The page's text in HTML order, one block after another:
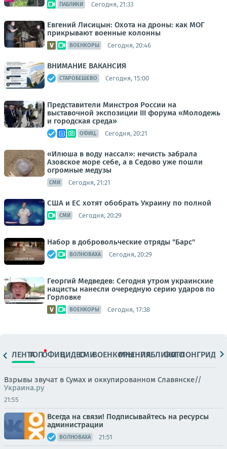
ПАБЛИКИ Сегодня, 21:33
Евгений Лисицын: Охота на дроны: как МОГ
прикрывают военные колонны
ВОЕНКОРЫ Сегодня, 20:46
ВНИМАНИЕ ВАКАНСИЯ
СТАРОБЕШЕВО Сегодня, 15:00
Представители Минстроя России на
выставочной экспозиции III форума «Молодежь
и городская среда»
ОФИЦ. Сегодня, 20:21
«Илюша в воду нассал»: нечисть забрала
Азовское море себе, а в Седово уже пошли
огромные медузы
СМИ Сегодня, 21:21
США и ЕС хотят обобрать Украину по полной
СМИ Сегодня, 20:29
Набор в добровольческие отряды "Барс"
ВОЛНОВАХА Сегодня, 20:29
Георгий Медведев: Сегодня утром украинские
нацисты нанесли очередную серию ударов по
Горловке
ВОЕНКОРЫ Сегодня, 17:38
ЛЕНТАТОПОФИЦ.ВИДЕОСМИВОЕНКОРЫМНЕНИЯПАБЛИКИ
ФОТОЛОНГРИДЫ
Взрывы звучат в Сумах и оккупированном Славянске//
Украина.ру
21:55
Всегда на связи! Подписывайтесь на ресурсы
администрации
ВОЛНОВАХА 21:51